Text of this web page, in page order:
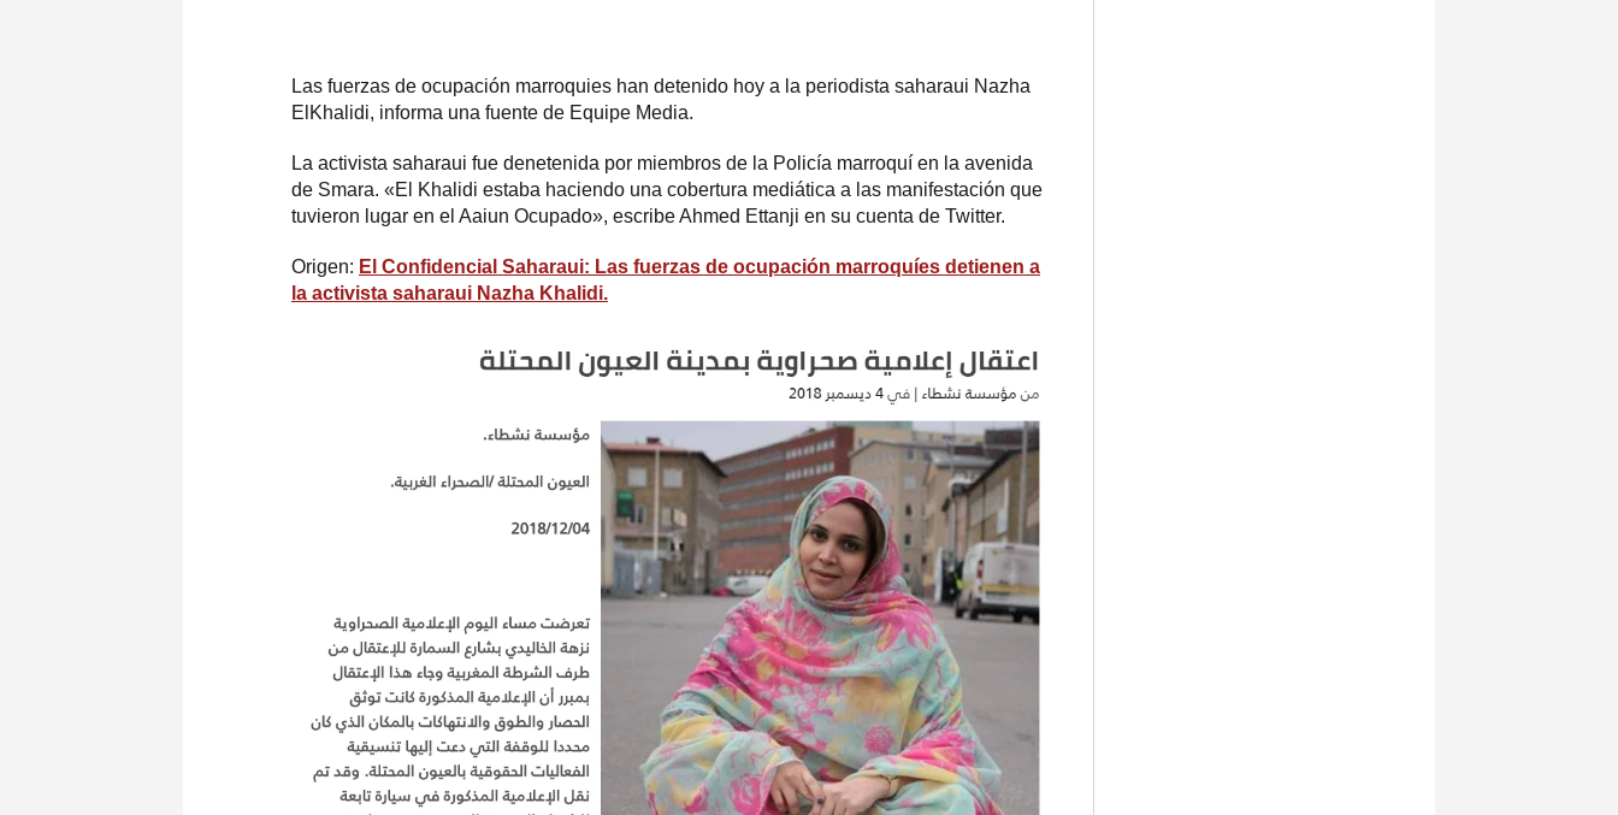
Las fuerzas de ocupación marroquies han detenido hoy a la periodista saharaui Nazha
ElKhalidi, informa una fuente de Equipe Media.
La activista saharaui fue denetenida por miembros de la Policía marroquí en la avenida
de Smara. «El Khalidi estaba haciendo una cobertura mediática a las manifestación que
tuvieron lugar en el Aaiun Ocupado», escribe Ahmed Ettanji en su cuenta de Twitter.
Origen: El Confidencial Saharaui: Las fuerzas de ocupación marroquíes detienen a
la activista saharaui Nazha Khalidi.